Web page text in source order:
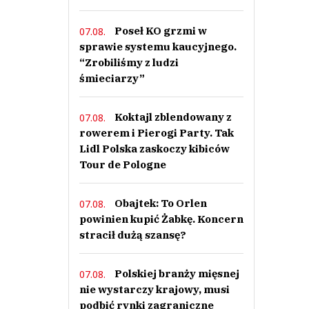
07.08.
Poseł KO grzmi w
sprawie systemu kaucyjnego.
“Zrobiliśmy z ludzi
śmieciarzy”
07.08.
Koktajl zblendowany z
rowerem i Pierogi Party. Tak
Lidl Polska zaskoczy kibiców
Tour de Pologne
07.08.
Obajtek: To Orlen
powinien kupić Żabkę. Koncern
stracił dużą szansę?
07.08.
Polskiej branży mięsnej
nie wystarczy krajowy, musi
podbić rynki zagraniczne